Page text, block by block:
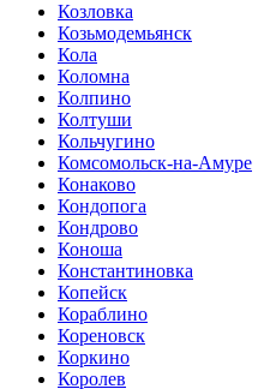
Козловка
Козьмодемьянск
Кола
Коломна
Колпино
Колтуши
Кольчугино
Комсомольск-на-Амуре
Конаково
Кондопога
Кондрово
Коноша
Константиновка
Копейск
Кораблино
Кореновск
Коркино
Королев